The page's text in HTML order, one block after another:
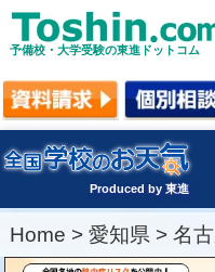
予備校・大学受験の東進ドットコム
Produced by 東進
Home > 愛知県 > 名